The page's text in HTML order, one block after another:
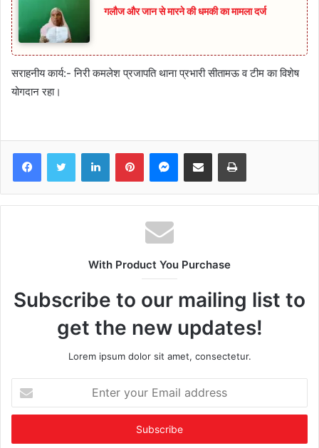
गलौज और जान से मारने की धमकी का मामला दर्ज
सराहनीय कार्य:- निरी कमलेश प्रजापति थाना प्रभारी सीतामऊ व टीम का विशेष
योगदान रहा।
FacebookTwitter LinkedInPinterestMessenger
Share via Email Print
With Product You Purchase
Subscribe to our mailing list to
get the new updates!
Lorem ipsum dolor sit amet, consectetur.
your
Email